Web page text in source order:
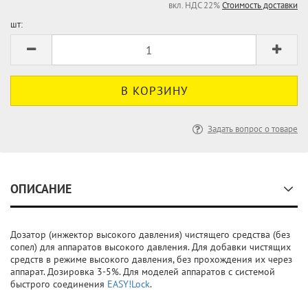
вкл. НДС 22%Стоимость доставки
шт:
Задать вопрос о товаре
ОПИСАНИЕ
Дозатор (инжектор высокого давления) чистящего средства (без
сопел) для аппаратов высокого давления. Для добавки чистящих
средств в режиме высокого давления, без прохождения их через
аппарат. Дозировка 3-5%. Для моделей аппаратов с системой
быстрого соединения EASY!Lock.